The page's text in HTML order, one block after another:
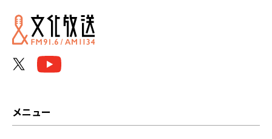
メニュー